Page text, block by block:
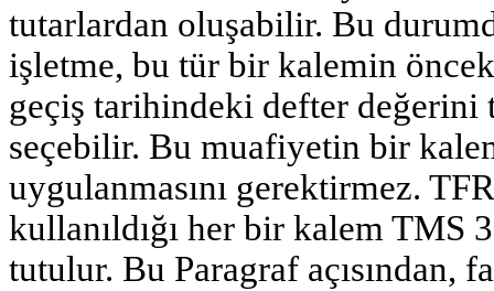
tutarlardan oluşabilir. Bu
işletme, bu tür bir kalemin
geçiş tarihindeki defter
seçebilir. Bu muafiyetin bir
uygulanmasını gerektirmez.
kullanıldığı her bir kalem TMS
tutulur. Bu Paragraf açısından,